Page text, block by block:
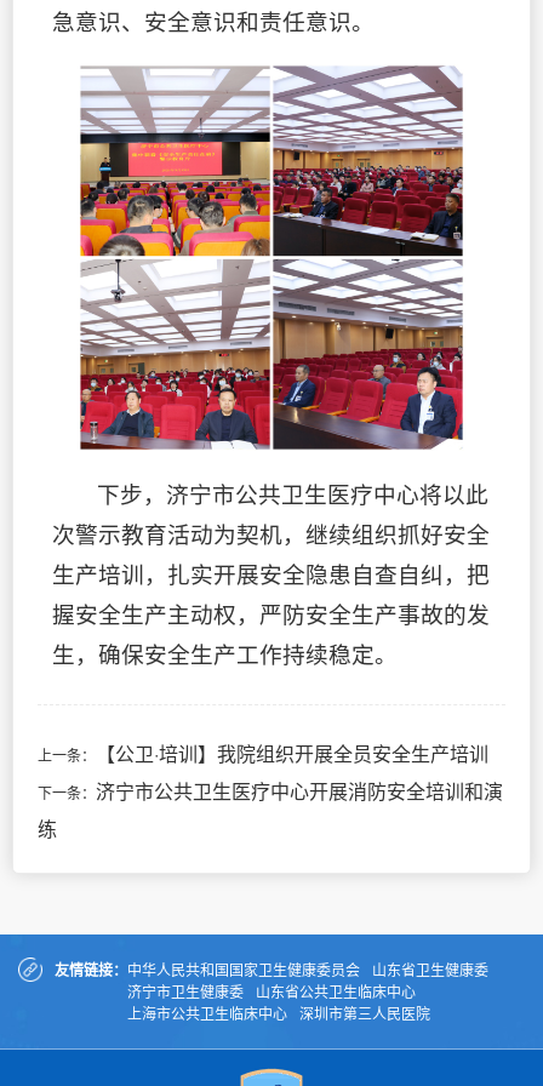
急意识、安全意识和责任意识。
下步，济宁市公共卫生医疗中心将以此
次警示教育活动为契机，继续组织抓好安全
生产培训，扎实开展安全隐患自查自纠，把
握安全生产主动权，严防安全生产事故的发
生，确保安全生产工作持续稳定。
上一条： 【公卫·培训】我院组织开展全员安全生产培训
下一条： 济宁市公共卫生医疗中心开展消防安全培训和演
练
友情链接： 中华人民共和国国家卫生健康委员会
山东省卫生健康委
济宁市卫生健康委
山东省公共卫生临床中心
上海市公共卫生临床中心 深圳市第三人民医院